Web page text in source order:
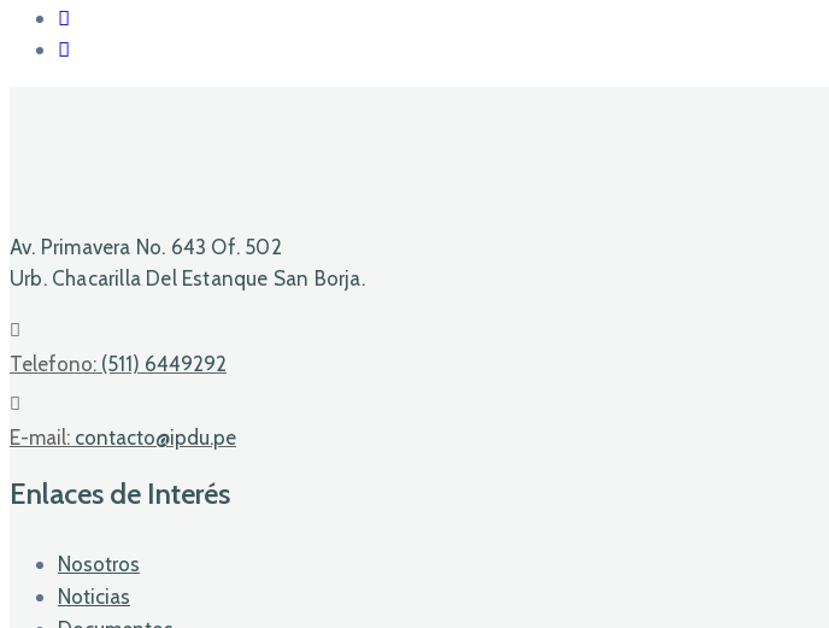
Av. Primavera No. 643 Of. 502
Urb. Chacarilla Del Estanque San Borja.
Telefono: (511) 6449292
E-mail: contacto@ipdu.pe
Enlaces de Interés
Nosotros
Noticias